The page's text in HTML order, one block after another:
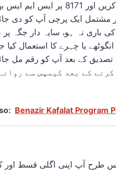
بھیجیں۔
مشتمل ایک پرچی آپ کو دی
باری نہ ہو، سایہ دار جگہ پر
یا چہرے کا استعمال کیا
تصدیق کے بعد آپ کو رقم مل
کے بعد کیمپس سے
Benazir Kafalat Program
نہیں ہوا تو بی آئی۔ایس۔پی 8171 ویب پورٹل پر جائیں۔ اس طرح آپ